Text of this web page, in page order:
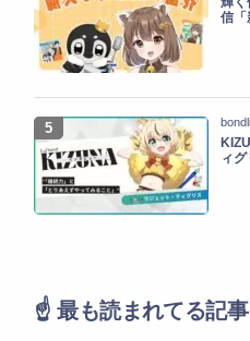
☝️ 最も読まれてる記事